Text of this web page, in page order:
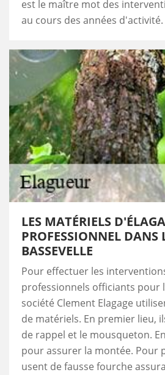
est le maître mot des
au cours des années d'activité.
LES MATÉRIELS
PROFESSIONNEL DANS
BASSEVELLE
Pour effectuer les
professionnels officiants pour
société Clement Elagage
de matériels. En premier lieu,
de rappel et le mousqueton.
pour assurer la montée. Pour
usent de fausse fourche